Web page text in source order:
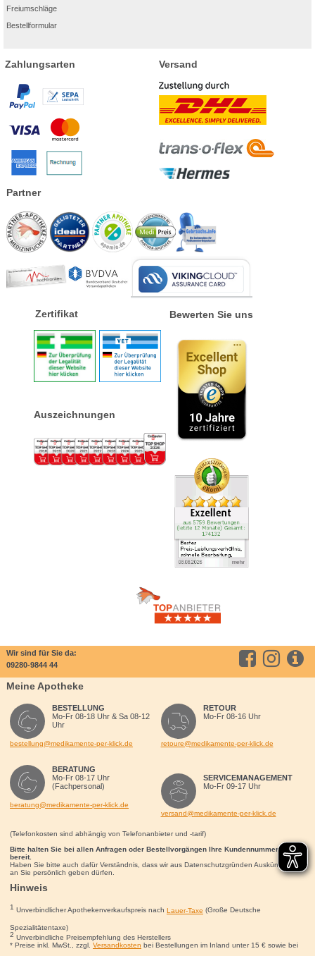
Freiumschläge
Bestellformular
Zahlungsarten Versand
Partner
Zertifikat
Auszeichnungen
Bewerten Sie uns
Wir sind für Sie da:
09280-9844 44
Meine Apotheke
BESTELLUNG
Mo-Fr 08-18 Uhr & Sa 08-12
Uhr
bestellung@medikamente-per-klick.de
BERATUNG
Mo-Fr 08-17 Uhr
(Fachpersonal)
beratung@medikamente-per-klick.de
RETOUR
Mo-Fr 08-16 Uhr
retoure@medikamente-per-klick.de
SERVICEMANAGEMENT
Mo-Fr 09-17 Uhr
versand@medikamente-per-klick.de
(Telefonkosten sind abhängig von Telefonanbieter und -tarif)
Bitte halten Sie bei allen Anfragen oder Bestellvorgängen Ihre Kundennummer für uns
bereit.
Haben Sie bitte auch dafür Verständnis, dass wir aus Datenschutzgründen Auskünfte nur
an Sie persönlich geben dürfen.
Hinweis
1 Unverbindlicher Apothekenverkaufspreis nach Lauer-Taxe (Große Deutsche
Spezialitätentaxe)
2 Unverbindliche Preisempfehlung des Herstellers
* Preise inkl. MwSt., zzgl. Versandkosten bei Bestellungen im Inland unter 15 €sowie bei